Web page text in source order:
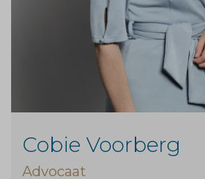
Cobie Voorberg
Advocaat